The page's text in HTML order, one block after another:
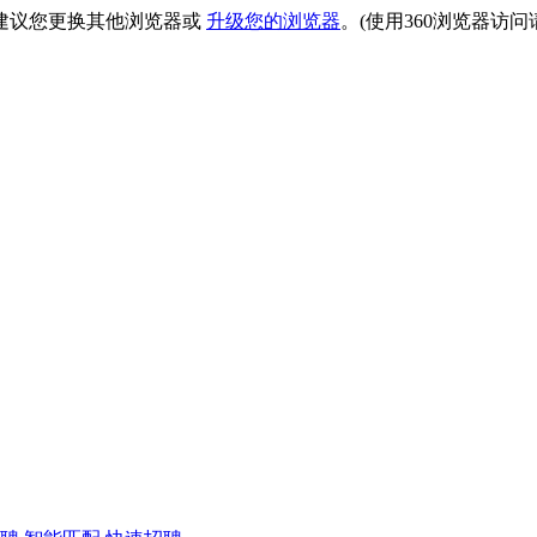
议您更换其他浏览器或 升级您的浏览器。(使用360浏览器访